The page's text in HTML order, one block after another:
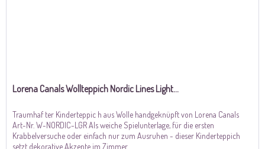
Lorena Canals Wollteppich Nordic Lines Light...
Traumhaf ter Kinderteppic h aus Wolle handgeknüpft von Lorena Canals
Art-Nr. W-NORDIC-LGR Als weiche Spielunterlage, für die ersten
Krabbelversuche oder einfach nur zum Ausruhen - dieser Kinderteppich
setzt dekorative Akzente im Zimmer...